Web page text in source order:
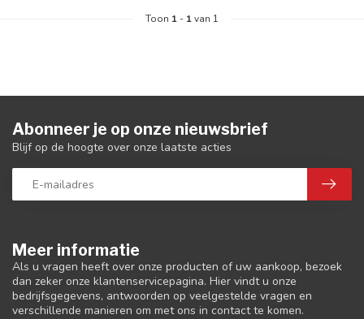
Toon 1 - 1van 1
Meer informatie
Als u vragen heeft over onze producten of uw aankoop, bezoek
dan zeker onze klantenservicepagina. Hier vindt u onze
bedrijfsgegevens, antwoorden op veelgestelde vragen en
verschillende manieren om met ons in contact te komen.
Abonneer je op onze nieuwsbrief
Blijf op de hoogte over onze laatste acties